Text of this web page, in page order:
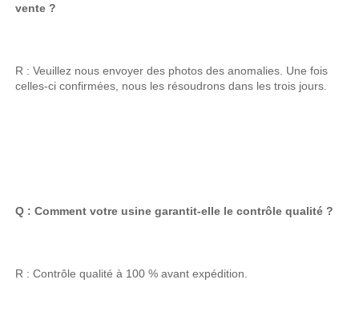
vente ?
R : Veuillez nous envoyer des photos des anomalies. Une fois
celles-ci confirmées, nous les résoudrons dans les trois jours.
Q : Comment votre usine garantit-elle le contrôle qualité ?
R : Contrôle qualité à 100 % avant expédition.